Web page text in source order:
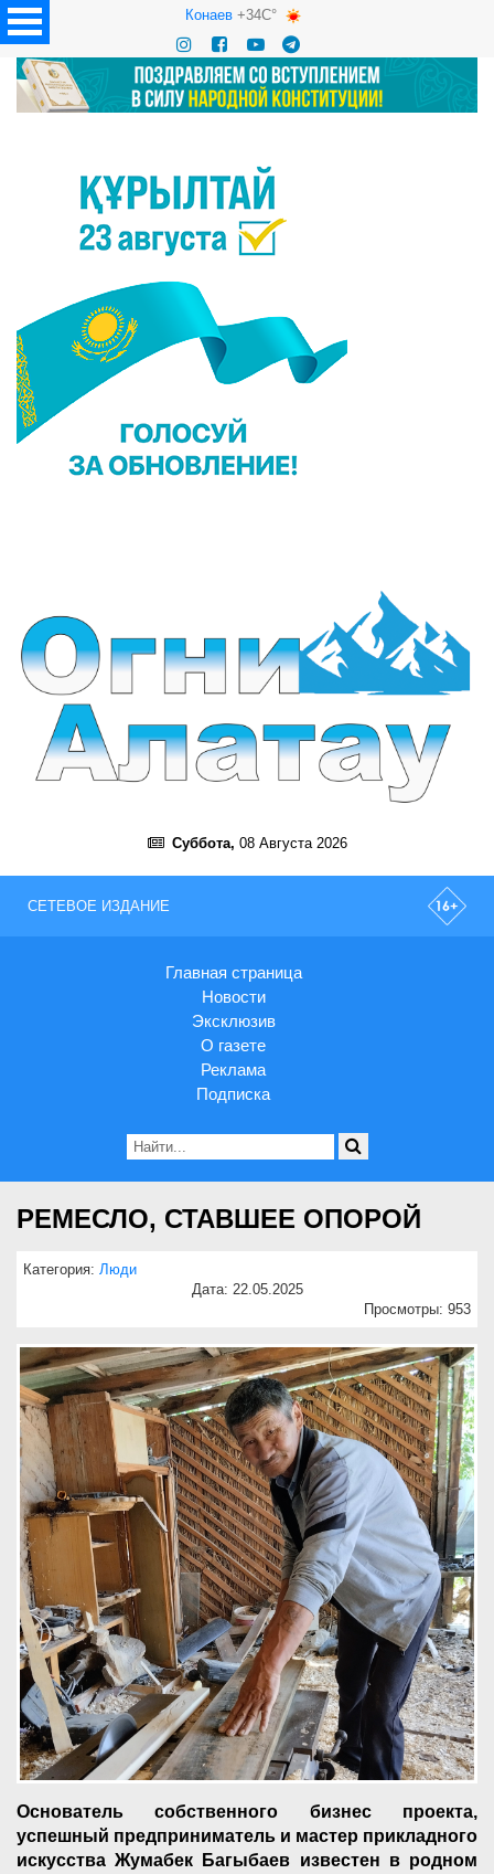
Конаев+34C°
Суббота, 08 Августа 2026
СЕТЕВОЕ ИЗДАНИЕ
Главная страница
Новости
Эксклюзив
О газете
Реклама
Подписка
РЕМЕСЛО, СТАВШЕЕ ОПОРОЙ
Категория: Люди
Дата: 22.05.2025
Просмотры: 953
Основатель собственного бизнес проекта,
успешный предприниматель и мастер прикладного
искусства Жумабек Багыбаев известен в родном